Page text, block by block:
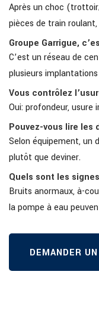
Après un choc
pièces de train
Groupe Garrigue,
C’est un réseau de
plusieurs
Vous contrôlez
Oui: profondeur, usure
Pouvez-vous lire
Selon équipement, un
plutôt que deviner.
Quels sont les
Bruits anormaux, à-
la pompe à eau
DEMANDER